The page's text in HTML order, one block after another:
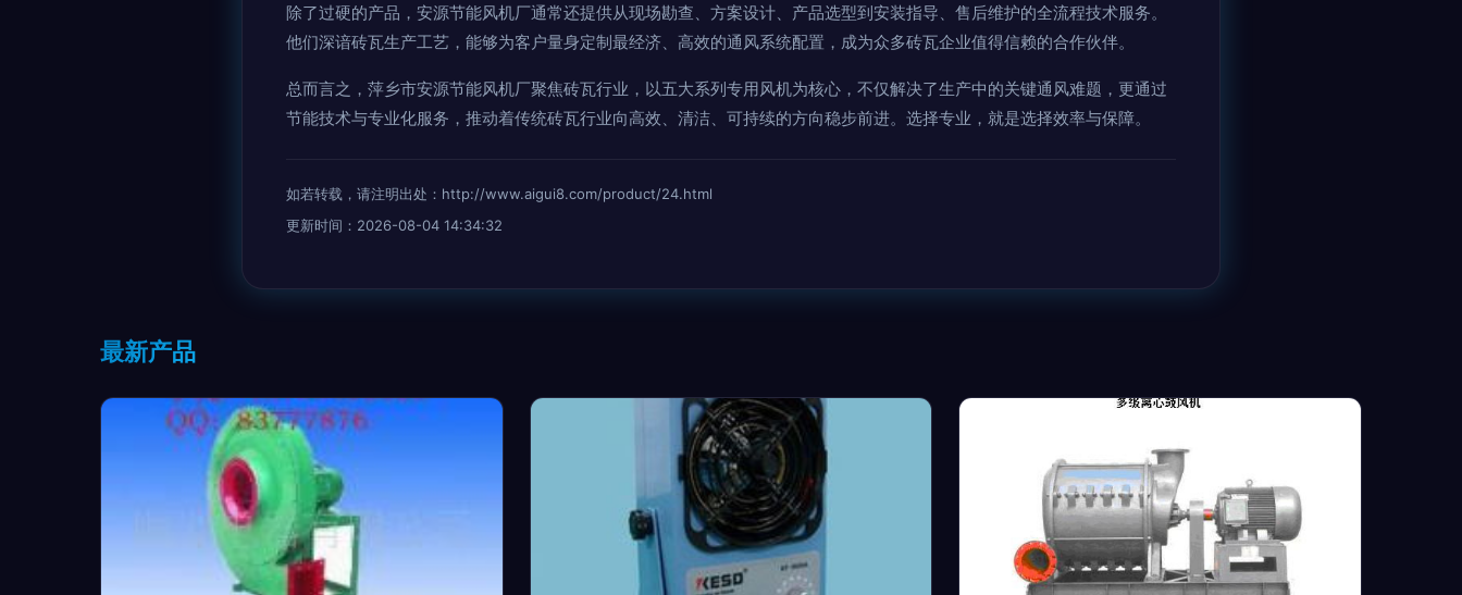
除了过硬的产品，安源节能风机厂通常还提供从现场勘查、方案设计、产品选型到安装指导、售后维护的全流程技术服务。
他们深谙砖瓦生产工艺，能够为客户量身定制最经济、高效的通风系统配置，成为众多砖瓦企业值得信赖的合作伙伴。
总而言之，萍乡市安源节能风机厂聚焦砖瓦行业，以五大系列专用风机为核心，不仅解决了生产中的关键通风难题，更通过
节能技术与专业化服务，推动着传统砖瓦行业向高效、清洁、可持续的方向稳步前进。选择专业，就是选择效率与保障。
如若转载，请注明出处：http://www.aigui8.com/product/24.html
更新时间：2026-08-04 14:34:32
最新产品